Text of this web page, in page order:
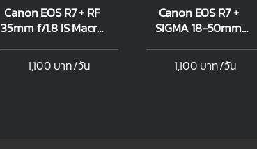
Canon EOS R7 + RF
35mm f/1.8 IS Macro
1,100 บาท/วัน
Canon EOS R7 +
SIGMA 18-50mm
(Canon RF-S
mount)
1,100 บาท/วัน